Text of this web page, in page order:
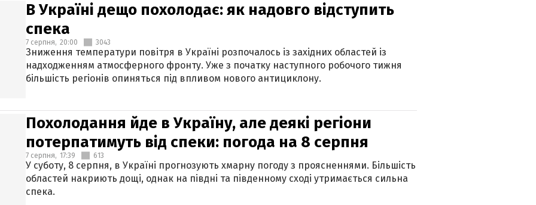
В Україні дещо похолодає: як надовго відступить
спека
7 серпня, 20:00 3043
Зниження температури повітря в Україні розпочалось із західних областей із
надходженням атмосферного фронту. Уже з початку наступного робочого тижня
більшість регіонів опиняться під впливом нового антициклону.
Похолодання йде в Україну, але деякі регіони
потерпатимуть від спеки: погода на 8 серпня
7 серпня, 17:39 613
У суботу, 8 серпня, в Україні прогнозують хмарну погоду з проясненнями. Більшість
областей накриють дощі, однак на півдні та південному сході утримається сильна
спека.